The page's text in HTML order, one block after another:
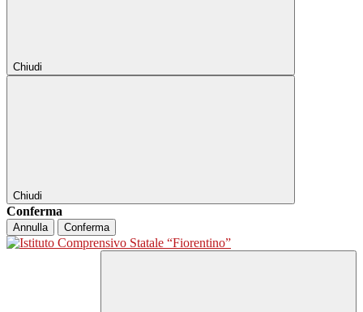
Chiudi
Chiudi
Conferma
Annulla Conferma